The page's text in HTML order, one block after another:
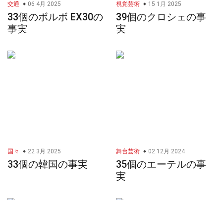
交通 06 4月 2025
33個のボルボ EX30の
事実
視覚芸術 15 1月 2025
39個のクロシェの事
実
国々 22 3月 2025
33個の韓国の事実
舞台芸術 02 12月 2024
35個のエーテルの事
実